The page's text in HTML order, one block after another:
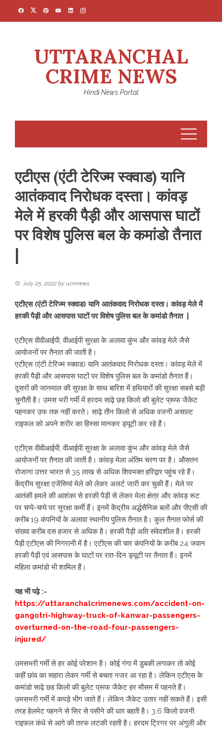
UTTARANCHAL
CRIME NEWS
Hindi News Portal
एटीएस (एंटी टेरिज्म स्क्वाड) यानि
आतंकवाद निरोधक दस्ता। कांवड़
मेले में हरकी पैड़ी और आसपास घाटों
पर विशेष पुलिस बल के कमांडो तैनात
|
July 25, 2022 by ucnnews
एटीएस (एंटी टेरिज्म स्क्वाड) यानि आतंकवाद निरोधक दस्ता। कांवड़ मेले में
हरकी पैड़ी और आसपास घाटों पर विशेष पुलिस बल के कमांडो तैनात |
एटीएस वीवीआईपी, वीआईपी सुरक्षा के अलावा कुंभ और कांवड़ मेले जैसे
आयोजनों पर तैनात की जाती है।
एटीएस (एंटी टेरिज्म स्क्वाड) यानि आतंकवाद निरोधक दस्ता। कांवड़ मेले में
हरकी पैड़ी और आसपास घाटों पर विशेष पुलिस बल के कमांडो तैनात हैं।
दूसरों की जानमाल की सुरक्षा के साथ बारिश में हथियारों की सुरक्षा सबसे बड़ी
चुनौती है। उमस भरी गर्मी में हरदम साढ़े छह किलो की बुलेट प्रूफ जैकेट
पहनकर उफ तक नहीं करते। साढ़े तीन किलो से अधिक वजनी असाल्ट
राइफल को अपने शरीर का हिस्सा मानकर ड्यूटी कर रहे हैं।
एटीएस वीवीआईपी, वीआईपी सुरक्षा के अलावा कुंभ और कांवड़ मेले जैसे
आयोजनों पर तैनात की जाती है। कांवड़ मेला अंतिम चरण पर है। औसतन
रोजाना उत्तर भारत से 35 लाख से अधिक शिवभक्त हरिद्वार पहुंच रहे हैं।
केंद्रीय सुरक्षा एजेंसियां मेले को लेकर अलर्ट जारी कर चुकी हैं। मेले पर
आतंकी हमले की आशंका से हरकी पैड़ी से लेकर मेला क्षेत्र और कांवड़ रूट
पर चप्पे-चप्पे पर सुरक्षा कर्मी हैं। इनमें केंद्रीय अर्द्धसैनिक बलों और पीएसी की
करीब 19 कंपनियों के अलावा स्थानीय पुलिस तैनात है। कुल तैनात फोर्स की
संख्या करीब दस हजार से अधिक है। हरकी पैड़ी अति संवेदशील है। हरकी
पैड़ी एटीएस की निगरानी में है। एटीएस की चार कंपनियों के करीब 24 जवान
हरकी पैड़ी एवं आसपास के घाटों पर रात-दिन ड्यूटी पर तैनात हैं। इनमें
महिला कमांडो भी शामिल हैं।
यह भी पढ़े :-
https://uttaranchalcrimenews.com/accident-on-
gangotri-highway-truck-of-kanwar-passengers-
overturned-on-the-road-four-passengers-
injured/
उमसभरी गर्मी से हर कोई परेशान है। कोई गंगा में डुबकी लगाकर तो कोई
कहीं छांव का सहारा लेकर गर्मी से बचता नजर आ रहा है। लेकिन एटीएस के
कमांडो साढ़े छह किलो की बुलेट प्रूफ जैकेट हर मौसम में पहनते हैं।
उमसभरी गर्मी में कपड़े भीग जाते हैं। लेकिन जैकेट उतार नहीं सकते हैं। इसी
तरह हेलमेट पहनने से सिर से पसीने की धार बहती है। 3.6 किलो वजनी
राइफल कंधे से आगे की तरफ लटकी रहती है। हरदम ट्रिगर पर अंगुली और